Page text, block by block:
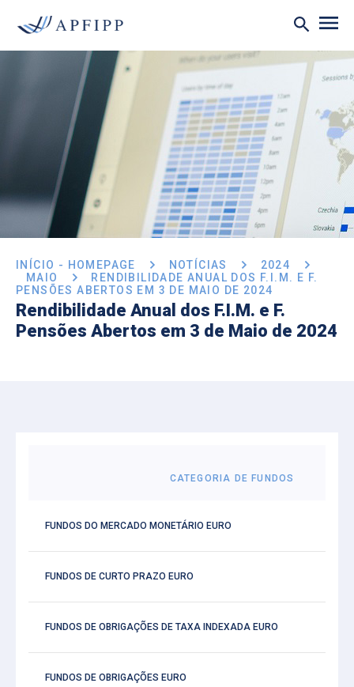
INÍCIO - HOMEPAGE NOTÍCIAS
2024
MAIO
RENDIBILIDADE ANUAL DOS F.I.M. E F.
PENSÕES ABERTOS EM 3 DE MAIO DE 2024
Rendibilidade Anual dos F.I.M. e F.
Pensões Abertos em 3 de Maio de 2024
CATEGORIA DE FUNDOS
FUNDOS DO MERCADO MONETÁRIO EURO
FUNDOS DE CURTO PRAZO EURO
FUNDOS DE OBRIGAÇÕES DE TAXA INDEXADA EURO
FUNDOS DE OBRIGAÇÕES EURO